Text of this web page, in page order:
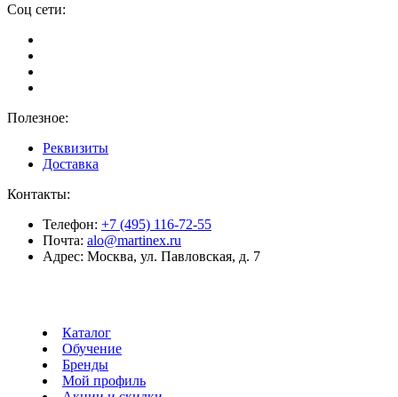
Соц сети:
Полезное:
Реквизиты
Доставка
Контакты:
Телефон: +7 (495) 116-72-55
Почта: alo@martinex.ru
Адрес: Москва, ул. Павловская, д. 7
Каталог
Обучение
Бренды
Мой профиль